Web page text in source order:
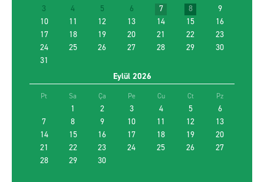
3
4 5 6 7 8
9
10
11 12 13 14 15
16
17
18 19 20 21 22
23
24
25 26 27 28 29
30
31
Eylül 2026
Pt Sa Ça Pe Cu Ct Pz
1 2 3 4 5
6
7
8 9 10 11 12
13
14
15 16 17 18 19
20
21
22 23 24 25 26
27
28
29 30
Sürücü Yaşı
Farklı yerde bırakmak istiyorum
Promosyon kodu kullan
EN UYGUN ARACI BUL